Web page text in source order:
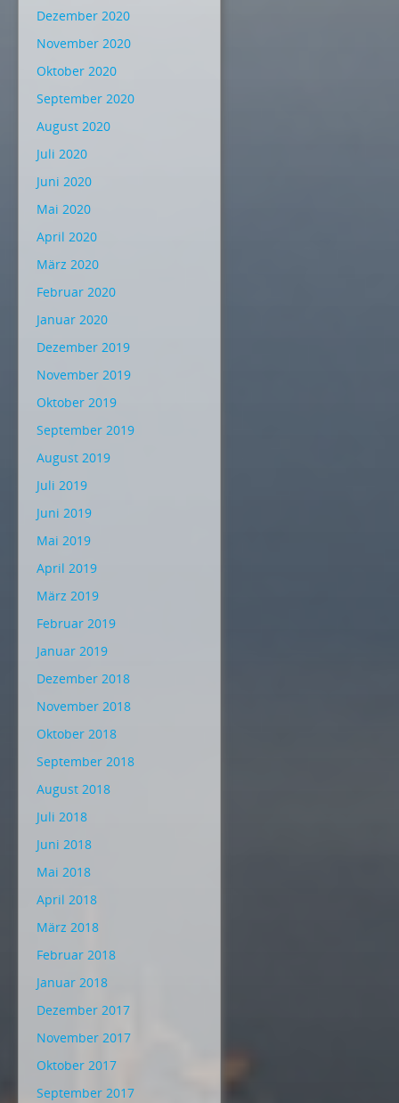
Dezember 2020
November 2020
Oktober 2020
September 2020
August 2020
Juli 2020
Juni 2020
Mai 2020
April 2020
März 2020
Februar 2020
Januar 2020
Dezember 2019
November 2019
Oktober 2019
September 2019
August 2019
Juli 2019
Juni 2019
Mai 2019
April 2019
März 2019
Februar 2019
Januar 2019
Dezember 2018
November 2018
Oktober 2018
September 2018
August 2018
Juli 2018
Juni 2018
Mai 2018
April 2018
März 2018
Februar 2018
Januar 2018
Dezember 2017
November 2017
Oktober 2017
September 2017